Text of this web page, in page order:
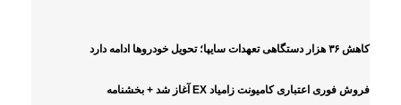
کاهش ۳۶ هزار دستگاهی تعهدات سایپا؛ تحویل خودروها ادامه دارد
فروش فوری اعتباری کامیونت زامیاد EX آغاز شد + بخشنامه